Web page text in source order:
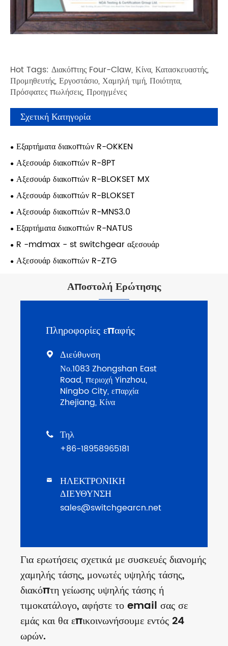
Hot Tags: Διακόπτης Four-Claw, Κίνα, Κατασκευαστής,
Προμηθευτής, Εργοστάσιο, Χαμηλή τιμή, Ποιότητα,
Πρόσφατες πωλήσεις, Προηγμένες
Σχετική Κατηγορία
Εξαρτήματα διακοπτών R-OKKEN
Αξεσουάρ διακοπτών R-8PT
Αξεσουάρ διακοπτών R-BLOKSET MX
Αξεσουάρ διακοπτών R-BLOKSET
Αξεσουάρ διακοπτών R-MNS3.0
Εξαρτήματα διακοπτών R-NATUS
R -mdmax - st switchgear αξεσουάρ
Αξεσουάρ διακοπτών R-ZTG
Αποστολή Ερώτησης
Πληροφορίες επαφής
 Διεύθυνση
Νο.1083 Zhongshan East
Road, περιοχή Yinzhou,
Ningbo City, επαρχία
Zhejiang, Κίνα
 Τηλ
+86-18958965181

ΗΛΕΚΤΡΟΝΙΚΗ
ΔΙΕΥΘΥΝΣΗ
sales@switchgearcn.net
Για ερωτήσεις σχετικά με συσκευές διανομής
χαμηλής τάσης, μονωτές υψηλής τάσης,
διακόπτη γείωσης υψηλής τάσης ή
τιμοκατάλογο, αφήστε το email σας σε
εμάς και θα επικοινωνήσουμε εντός 24
ωρών.